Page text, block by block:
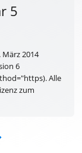
5
2014
6
Alle
zum